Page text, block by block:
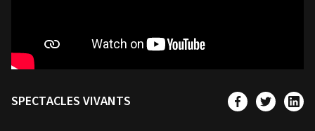
SPECTACLES VIVANTS